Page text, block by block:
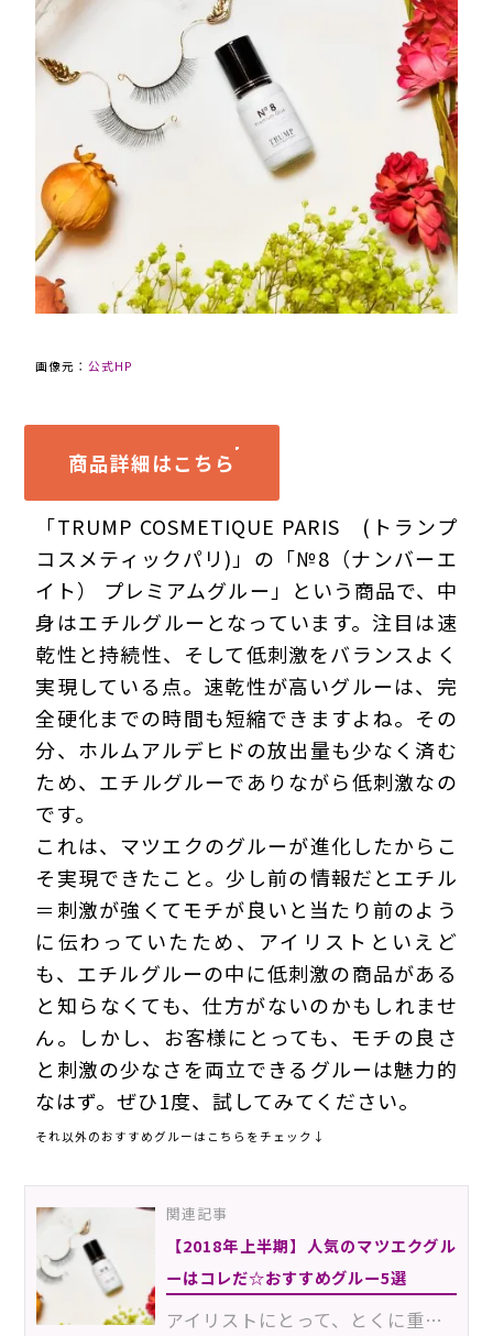
画像元：公式HP
商品詳細はこちら
「TRUMP COSMETIQUE PARIS (トランプ
コスメティックパリ)」の「№8（ナンバーエ
イト） プレミアムグルー」という商品で、中
身はエチルグルーとなっています。注目は速
乾性と持続性、そして低刺激をバランスよく
実現している点。速乾性が高いグルーは、完
全硬化までの時間も短縮できますよね。その
分、ホルムアルデヒドの放出量も少なく済む
ため、エチルグルーでありながら低刺激なの
です。
これは、マツエクのグルーが進化したからこ
そ実現できたこと。少し前の情報だとエチル
＝刺激が強くてモチが良いと当たり前のよう
に伝わっていたため、アイリストといえど
も、エチルグルーの中に低刺激の商品がある
と知らなくても、仕方がないのかもしれませ
ん。しかし、お客様にとっても、モチの良さ
と刺激の少なさを両立できるグルーは魅力的
なはず。ぜひ1度、試してみてください。
それ以外のおすすめグルーはこちらをチェック↓
関連記事
【2018年上半期】人気のマツエクグル
ーはコレだ☆おすすめグルー5選
アイリストにとって、とくに重要な存在であるグルー。すでにお気に入りのグルーがある人もいれば、なかな…